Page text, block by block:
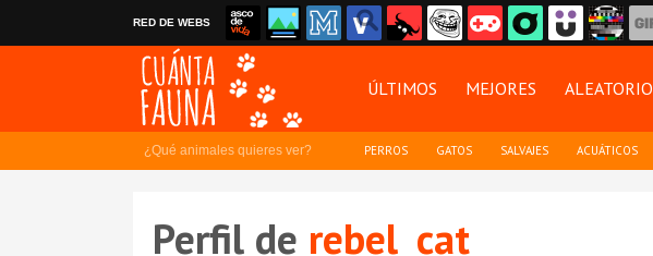
RED DE WEBS
ÚLTIMOS MEJORES ALEATORIO
¿Qué animales quieres ver? PERROS GATOS SALVAJES ACUÁTICOS
Perfil de rebel_cat